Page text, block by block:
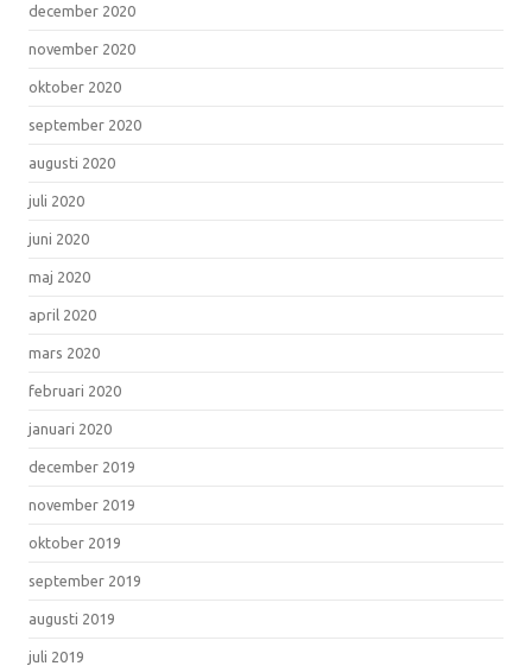
december 2020
november 2020
oktober 2020
september 2020
augusti 2020
juli 2020
juni 2020
maj 2020
april 2020
mars 2020
februari 2020
januari 2020
december 2019
november 2019
oktober 2019
september 2019
augusti 2019
juli 2019